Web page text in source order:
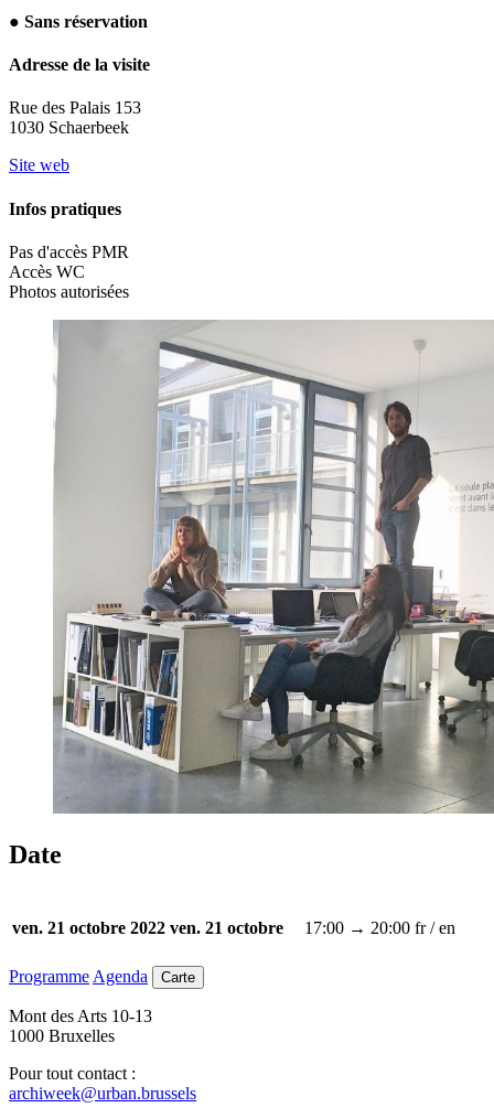
● Sans réservation
Adresse de la visite
Rue des Palais 153
1030 Schaerbeek
Site web
Infos pratiques
Pas d'accès PMR
Accès WC
Photos autorisées
Date
ven. 21 octobre 2022 ven. 21 octobre 17:00 → 20:00 fr / en
Programme Agenda Carte
Mont des Arts 10-13
1000 Bruxelles
Pour tout contact :
archiweek@urban.brussels